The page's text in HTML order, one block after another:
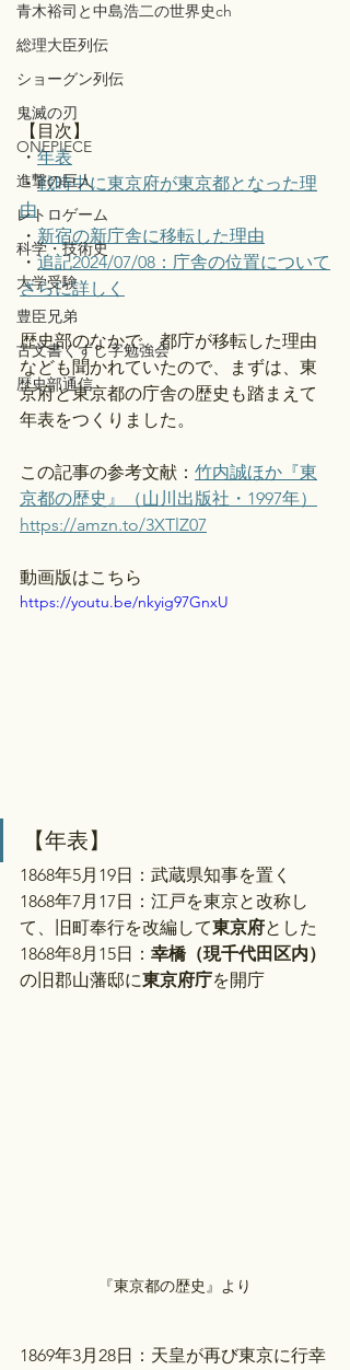
青木裕司と中島浩二の世界史ch
総理大臣列伝
ショーグン列伝
鬼滅の刃
ONEPIECE
進撃の巨人
レトロゲーム
科学・技術史
大学受験
豊臣兄弟
古文書くずし字勉強会
歴史部通信
【目次】
・年表
・戦時中に東京府が東京都となった理
由
・ 新宿の新庁舎に移転した理由
・追記2024/07/08：庁舎の位置について
さらに詳しく
歴史部のなかで、都庁が移転した理由
なども聞かれていたので、まずは、東
京府と東京都の庁舎の歴史も踏まえて
年表をつくりました。
この記事の参考文献： 竹内誠ほか『東
京都の歴史』（山川出版社・1997年）
https://amzn.to/3XTlZ07
動画版はこちら
https://youtu.be/nkyig97GnxU
【年表】
1868年5月19日：武蔵県知事を置く
1868年7月17日：江戸を東京と改称し
て、旧町奉行を改編して東京府とした
1868年8月15日： 幸橋（現千代田区内）
の旧郡山藩邸に東京府庁を開庁
『東京都の歴史』より
1869年3月28日：天皇が再び東京に行幸